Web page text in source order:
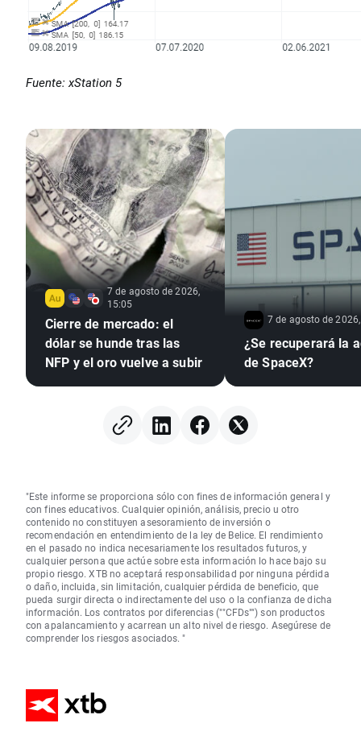
Fuente: xStation 5
7 de agosto de 2026,
15:05
Cierre de mercado: el
dólar se hunde tras las
NFP y el oro vuelve a subir
7 de agosto de
¿Se recuperará la
de SpaceX?
"Este informe se proporciona sólo con fines de información general y
con fines educativos. Cualquier opinión, análisis, precio u otro
contenido no constituyen asesoramiento de inversión o
recomendación en entendimiento de la ley de Belice. El rendimiento
en el pasado no indica necesariamente los resultados futuros, y
cualquier persona que actúe sobre esta información lo hace bajo su
propio riesgo. XTB no aceptará responsabilidad por ninguna pérdida
o daño, incluida, sin limitación, cualquier pérdida de beneficio, que
pueda surgir directa o indirectamente del uso o la confianza de dicha
información. Los contratos por diferencias (""CFDs"") son productos
con apalancamiento y acarrean un alto nivel de riesgo. Asegúrese de
comprender los riesgos asociados. "